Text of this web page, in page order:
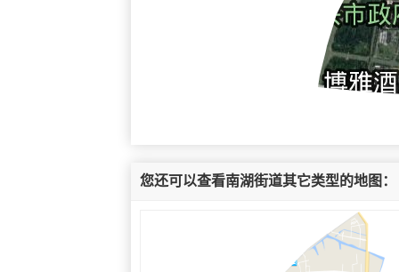
您还可以查看南湖街道其它类型的地图：